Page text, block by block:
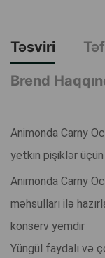
Təsviri
Brend
Animonda Carny
yetkin pişiklər
Animonda Carny
məhsulları ilə
konserv yemdir
Yüngül faydalı və